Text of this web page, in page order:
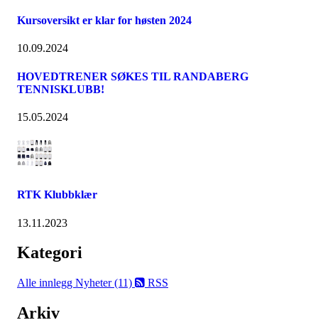
Kursoversikt er klar for høsten 2024
10.09.2024
HOVEDTRENER SØKES TIL RANDABERG
TENNISKLUBB!
15.05.2024
RTK Klubbklær
13.11.2023
Kategori
Alle innlegg Nyheter (11) RSS
Arkiv